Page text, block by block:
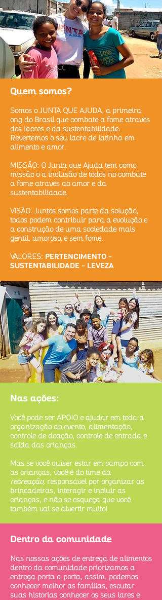
Quem somos?
Somos o JUNTA QUE AJUDA, a primeira
ong do Brasil que combate a fome através
dos lacres e da sustentabilidade.
Revertemos o seu lacre de latinha em
alimento e amor.
MISSÃO: O Junta que Ajuda tem como
missão o a inclusão de todos no combate
a fome através do amor e da
sustentabilidade.
VISÃO: Juntos somos parte da solução,
todos podem contribuir para a evolução e
a construção de uma sociedade mais
gentil, amorosa e sem fome.
VALORES:
PERTENCIMENTO -
SUSTENTA BILIDADE - LEVEZA
Nas ações:
Você pode ser APOIO e ajudar em toda a
organização do evento, alimentação,
controle de doação, controle de entrada e
saída das crianças.
Mas se você quiser estar em campo com
as crianças, você é do time da
recreação, responsável por organizar as
brincadeiras, interagir e incluir as
crianças, e não se esqueça que você
também vai se divertir muito!
Dentro da comunidade
Nas nossas ações de entrega de alimentos
dentro da comunidade priorizamos a
entrega porta a porta, assim, podemos
conhecer melhor as famílias, escutar
suas historias conhecer os seus lares e